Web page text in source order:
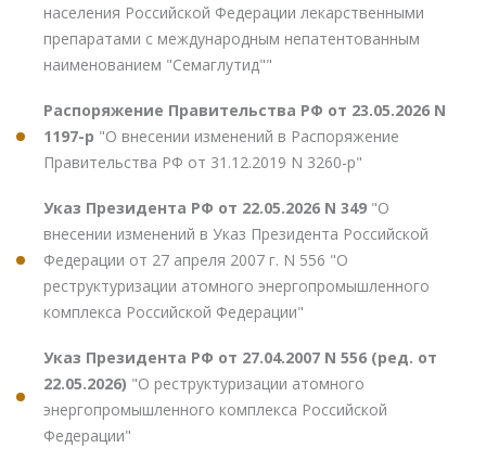
населения Российской Федерации лекарственными
препаратами с международным непатентованным
наименованием "Семаглутид""
Распоряжение Правительства РФ от 23.05.2026 N
1197-р "О внесении изменений в Распоряжение
Правительства РФ от 31.12.2019 N 3260-р"
Указ Президента РФ от 22.05.2026 N 349 "О
внесении изменений в Указ Президента Российской
Федерации от 27 апреля 2007 г. N 556 "О
реструктуризации атомного энергопромышленного
комплекса Российской Федерации"
Указ Президента РФ от 27.04.2007 N 556 (ред. от
22.05.2026) "О реструктуризации атомного
энергопромышленного комплекса Российской
Федерации"